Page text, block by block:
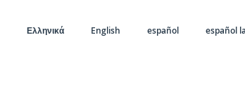
Ελληνικά English español español